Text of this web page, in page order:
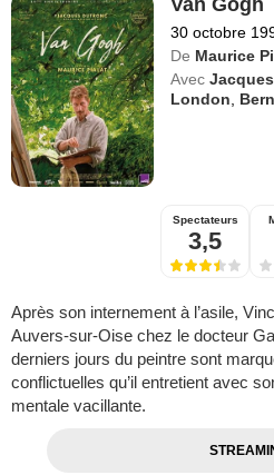
Van Gogh
30 octobre
De Maurice
Avec
London
Spectateurs
3,5
Après son internement à l’asile,
Auvers-sur-Oise chez le docteur
derniers jours du peintre sont
conflictuelles qu’il entretient avec
mentale vacillante.